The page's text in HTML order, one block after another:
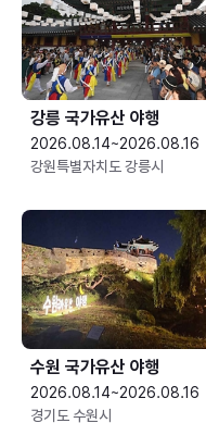
강릉 국가유산 야행
2026.08.14~2026.08.16
강원특별자치도 강릉시
수원 국가유산 야행
2026.08.14~2026.08.16
경기도 수원시